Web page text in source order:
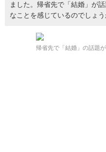
ました。帰省先で「結婚」が
なことを感じているのでしょう
帰省先で「結婚」の話題